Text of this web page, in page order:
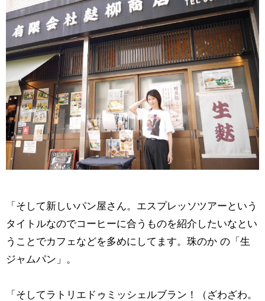
「そして新しいパン屋さん。エスプレッソツアーという
タイトルなのでコーヒーに合うものを紹介したいなとい
うことでカフェなどを多めにしてます。珠のか の「生
ジャムパン」。
「そしてラトリエドゥミッシェルブラン！（ざわざわ。